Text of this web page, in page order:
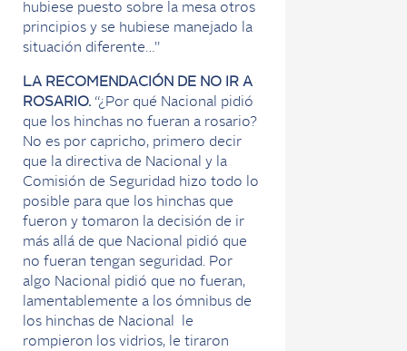
hubiese puesto sobre la mesa otros
principios y se hubiese manejado la
situación diferente…”
LA RECOMENDACIÓN DE NO IR A
ROSARIO. “¿Por qué Nacional pidió
que los hinchas no fueran a rosario?
No es por capricho, primero decir
que la directiva de Nacional y la
Comisión de Seguridad hizo todo lo
posible para que los hinchas que
fueron y tomaron la decisión de ir
más allá de que Nacional pidió que
no fueran tengan seguridad. Por
algo Nacional pidió que no fueran,
lamentablemente a los ómnibus de
los hinchas de Nacional le
rompieron los vidrios, le tiraron